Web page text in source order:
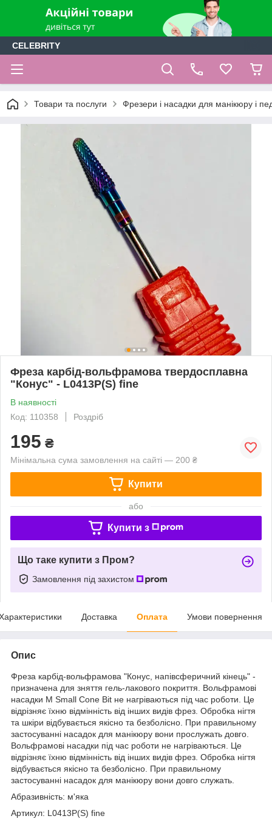
CELEBRITY
Товари та послуги Фрезери і насадки для манікюру і
Фреза карбід-вольфрамова твердосплавна
"Конус" - L0413P(S) fine
В наявності
Код: 110358
Роздріб
195 ₴
Мінімальна сума замовлення на сайті — 200 ₴
Купити
або
Купити з
Що таке купити з Пром?
Замовлення під захистом
Доставка Оплата Умови повернення
Опис
Фреза карбід-вольфрамова "Конус, напівсферичний кінець" -
призначена для зняття гель-лакового покриття. Вольфрамові
насадки M Small Cone Bit не нагріваються під час роботи. Це
відрізняє їхню відмінність від інших видів фрез. Обробка нігтя
та шкіри відбувається якісно та безболісно. При правильному
застосуванні насадок для манікюру вони прослужать довго.
Вольфрамові насадки під час роботи не нагріваються. Це
відрізняє їхню відмінність від інших видів фрез. Обробка нігтя
відбувається якісно та безболісно. При правильному
застосуванні насадок для манікюру вони довго служать.
Абразивність: м'яка
Артикул: L0413P(S) fine